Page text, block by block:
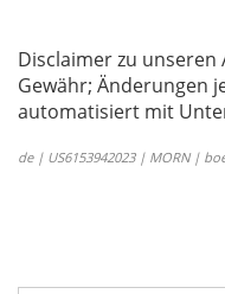
Disclaimer zu
Gewähr; Änderungen
automatisiert mit
de | US6153942023 | MORN |